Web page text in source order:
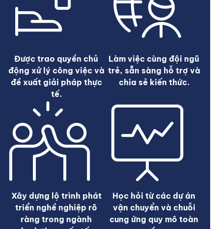
Được trao quyền chủ
động xử lý công việc và
đề xuất giải pháp thực
tế.
Làm việc cùng đội ngũ
trẻ, sẵn sàng hỗ trợ và
chia sẻ kiến thức.
Xây dựng lộ trình phát
triển nghề nghiệp rõ
ràng trong ngành
Học hỏi từ các dự án
vận chuyển và chuỗi
cung ứng quy mô toàn